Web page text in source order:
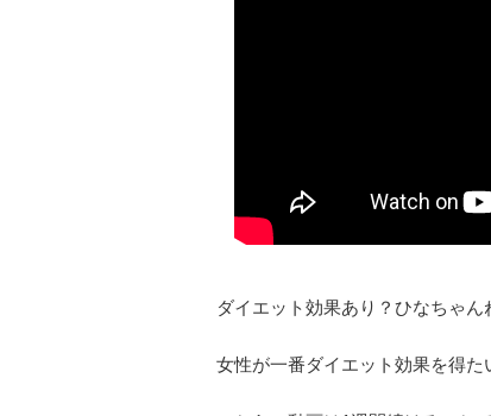
ダイエット効果あり？ひなちゃん
女性が一番ダイエット効果を得